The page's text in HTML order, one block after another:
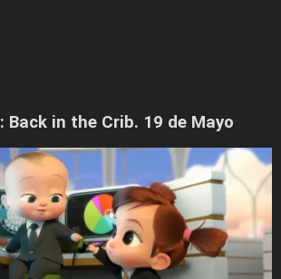
Back in the Crib. 19 de Mayo